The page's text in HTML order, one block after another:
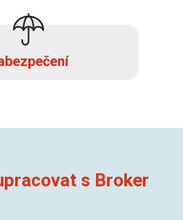
s Broker